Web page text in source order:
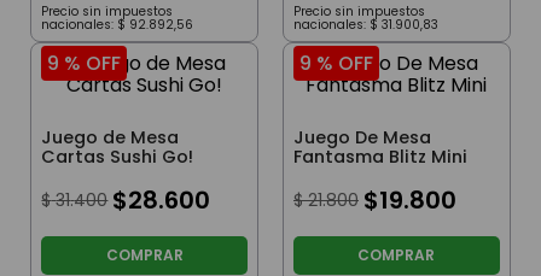
Precio sin impuestos
nacionales: $ 92.892,56
Precio sin impuestos
nacionales: $ 31.900,83
9 % OFF
Juego de Mesa
Cartas Sushi Go!
$ 31.400 $28.600
COMPRAR
9 % OFF
Juego De Mesa
Fantasma Blitz Mini
$ 21.800 $19.800
COMPRAR